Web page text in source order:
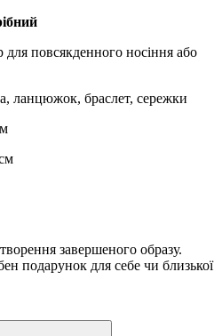
повсякденного носіння або
ланцюжок, браслет, сережки
завершеного образу.
подарунок для себе чи близької